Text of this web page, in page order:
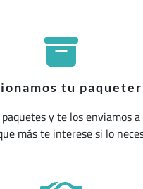
tu
y te los enviamos
más te interese si lo